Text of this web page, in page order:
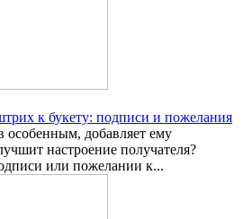
к букету: подписи и пожелания
особенным, добавляет ему
настроение получателя?
или пожелании к...